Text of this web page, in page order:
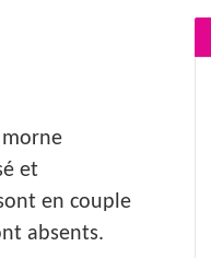
morne
et
en couple
absents.